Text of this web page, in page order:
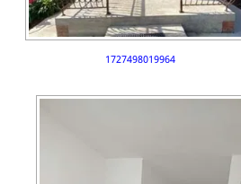
1727498019964